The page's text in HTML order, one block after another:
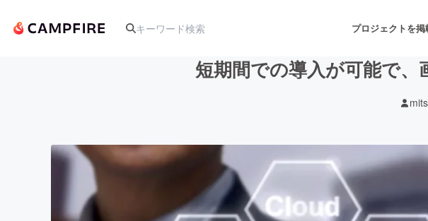
プロジェクトを
アート・写真 音楽
テクノロジー・ガジェット ゲーム・サービス開
短期間での導入が可能で